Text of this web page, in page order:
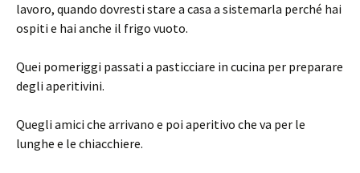
lavoro, quando dovresti stare a casa a sistemarla perché hai
ospiti e hai anche il frigo vuoto.
Quei pomeriggi passati a pasticciare in cucina per preparare
degli aperitivini.
Quegli amici che arrivano e poi aperitivo che va per le
lunghe e le chiacchiere.